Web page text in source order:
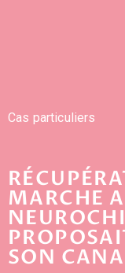
LUI
CANAL
Cas particuliers
MARCHE
SON